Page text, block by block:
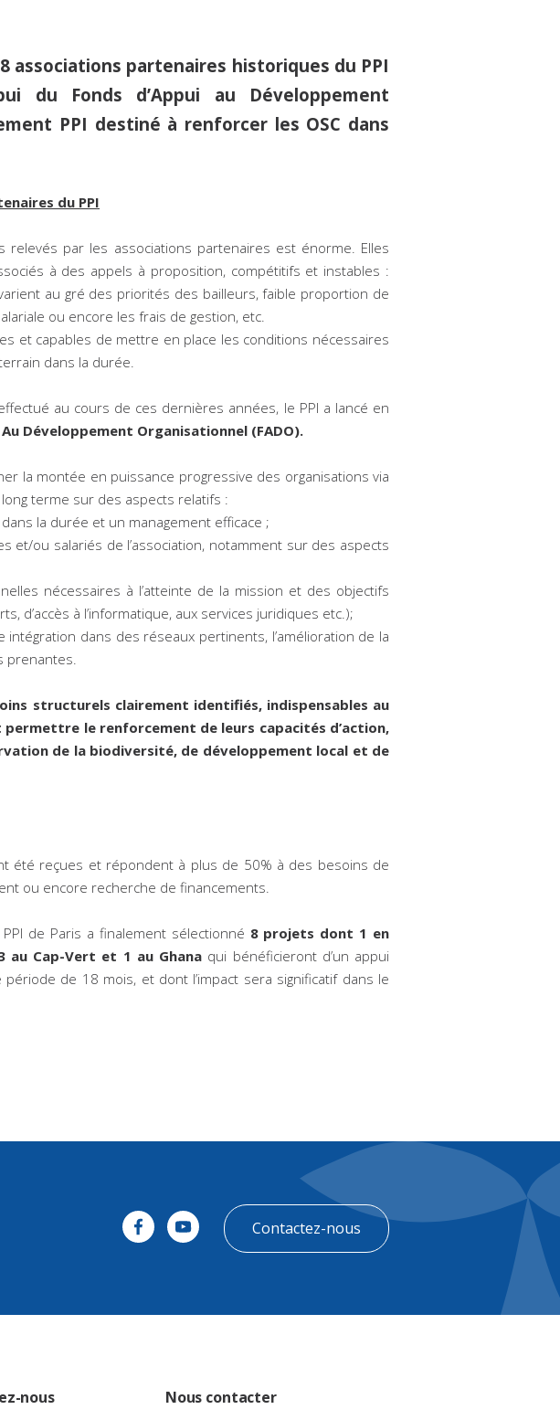
associations partenaires historiques du PPI
du Fonds d’Appui au Développement
PPI destiné à renforcer les OSC dans
du PPI
par les associations partenaires est énorme. Elles
à des appels à proposition, compétitifs et instables :
au gré des priorités des bailleurs, faible proportion de
ou encore les frais de gestion, etc.
et capables de mettre en place les conditions nécessaires
dans la durée.
au cours de ces dernières années, le PPI a lancé en
Au Développement Organisationnel (FADO).
la montée en puissance progressive des organisations via
long terme sur des aspects relatifs :
la durée et un management efficace ;
et/ou salariés de l’association, notamment sur des aspects
nécessaires à l’atteinte de la mission et des objectifs
d’accès à l’informatique, aux services juridiques etc.);
intégration dans des réseaux pertinents, l’amélioration de la
prenantes.
structurels clairement identifiés, indispensables au
le renforcement de leurs capacités d’action,
de la biodiversité, de développement local et de
été reçues et répondent à plus de 50% à des besoins de
ou encore recherche de financements.
de Paris a finalement sélectionné 8 projets dont 1 en
au Cap-Vert et 1 au Ghana qui bénéficieront d’un appui
de 18 mois, et dont l’impact sera significatif dans le
Contactez-nous
nous Nous contacter